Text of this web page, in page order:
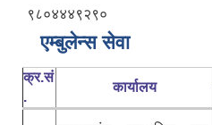
९८०४४४९२९०
एम्बुलेन्स सेवा
क्र.सं
.
कार्यालय